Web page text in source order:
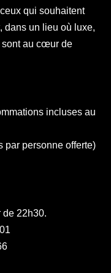
qui souhaitent
, dans un lieu où luxe,
sont au cœur de
incluses au
par personne offerte)
de 22h30.